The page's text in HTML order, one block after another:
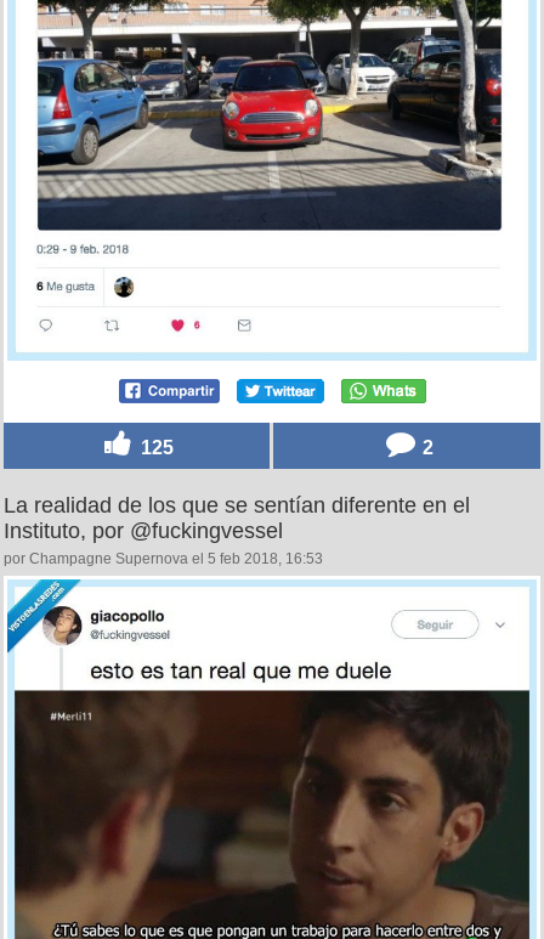
125 2
La realidad de los que se sentían diferente en el
Instituto, por @fuckingvessel
por Champagne Supernova el 5 feb 2018, 16:53